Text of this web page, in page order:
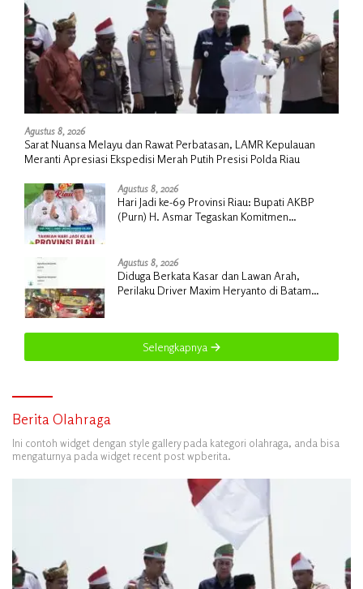
Agustus 8, 2026
Sarat Nuansa Melayu dan Rawat Perbatasan, LAMR Kepulauan
Meranti Apresiasi Ekspedisi Merah Putih Presisi Polda Riau
Agustus 8, 2026
Hari Jadi ke-69 Provinsi Riau: Bupati AKBP
(Purn) H. Asmar Tegaskan Komitmen
Agustus 8, 2026
Diduga Berkata Kasar dan Lawan Arah,
Perilaku Driver Maxim Heryanto di Batam
Selengkapnya
Berita Olahraga
Ini contoh widget dengan style gallery pada kategori olahraga, anda bisa
mengaturnya pada widget recent post wpberita.